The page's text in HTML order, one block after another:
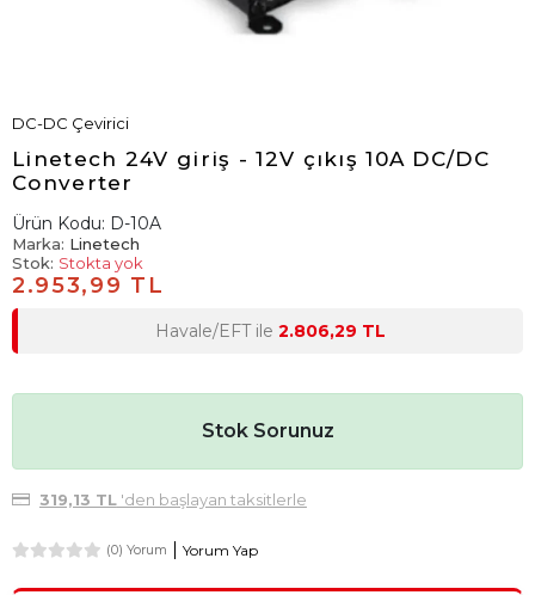
DC-DC Çevirici
Linetech 24V giriş - 12V çıkış 10A DC/DC
Converter
Ürün Kodu: D-10A
Marka: Linetech
Stok: Stokta yok
2.953,99 TL
Havale/EFT ile 2.806,29 TL
Stok Sorunuz
319,13 TL'den başlayan taksitlerle
(0) Yorum Yorum Yap